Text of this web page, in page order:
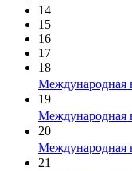
14
15
16
17
18
Международная
19
Международная
20
Международная
21